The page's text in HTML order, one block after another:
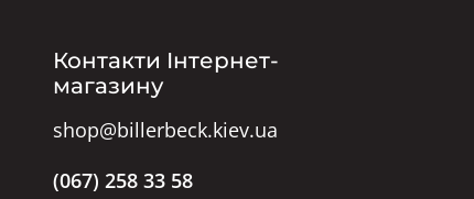
Контакти Інтернет-
магазину
shop@billerbeck.kiev.ua
(067) 258 33 58